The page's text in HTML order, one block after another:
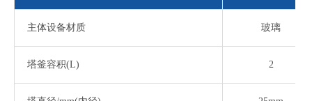
主体设备材质 玻璃
塔釜容积(L) 2